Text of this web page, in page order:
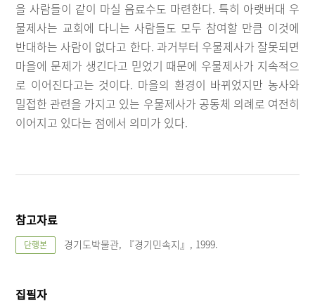
을 사람들이 같이 마실 음료수도 마련한다. 특히 아랫버대 우
물제사는 교회에 다니는 사람들도 모두 참여할 만큼 이것에
반대하는 사람이 없다고 한다. 과거부터 우물제사가 잘못되면
마을에 문제가 생긴다고 믿었기 때문에 우물제사가 지속적으
로 이어진다고는 것이다. 마을의 환경이 바뀌었지만 농사와
밀접한 관련을 가지고 있는 우물제사가 공동체 의례로 여전히
이어지고 있다는 점에서 의미가 있다.
참고자료
단행본 경기도박물관, 『경기민속지』, 1999.
집필자